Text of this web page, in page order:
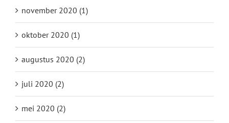
november 2020 (1)
oktober 2020 (1)
augustus 2020 (2)
juli 2020 (2)
mei 2020 (2)